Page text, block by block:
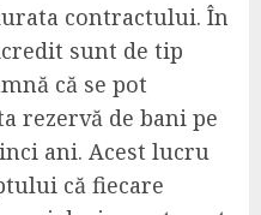
contractului. În
sunt de tip
că se pot
rezervă de bani pe
ani. Acest lucru
că fiecare